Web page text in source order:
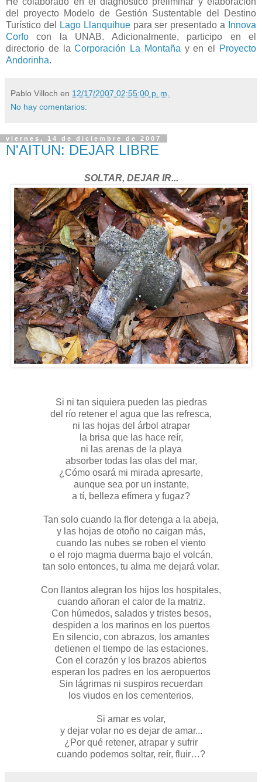
del proyecto Modelo de Gestión Sustentable del Destino
Turístico del
Lago Llanquihuepara ser presentado a
Innova
Corfo con la UNAB. Adicionalmente, participo en el
directorio de laCorporación La Montaña y en el
Proyecto
Andorinha.
Pablo Villoch en 12/17/2007 02:55:00 p. m.
No hay comentarios:
viernes, 14 de diciembre de 2007
N'AITUN: DEJAR LIBRE
SOLTAR, DEJAR IR...
Si ni tan siquiera pueden las piedras
del río retener el agua que las refresca,
ni las hojas del árbol atrapar
la brisa que las hace reír,
ni las arenas de la playa
absorber todas las olas del mar,
¿Cómo osará mi mirada apresarte,
aunque sea por un instante,
a tí, belleza efímera y fugaz?
Tan solo cuando la flor detenga a la abeja,
y las hojas de otoño no caigan más,
cuando las nubes se roben el viento
o el rojo magma duerma bajo el volcán,
tan solo entonces, tu alma me dejará volar.
Con llantos alegran los hijos los hospitales,
cuando añoran el calor de la matriz.
Con húmedos, salados y tristes besos,
despiden a los marinos en los puertos
En silencio, con abrazos, los amantes
detienen el tiempo de las estaciones.
Con el corazón y los brazos abiertos
esperan los padres en los aeropuertos
Sin lágrimas ni suspiros recuerdan
los viudos en los cementerios.
Si amar es volar,
y dejar volar no es dejar de amar...
¿Por qué retener, atrapar y sufrir
cuando podemos soltar, reír, fluir…?